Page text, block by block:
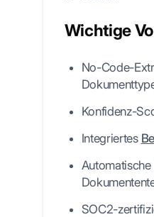
Wichtige
No-Code-
Konfidenz-
Integriertes
SOC2-